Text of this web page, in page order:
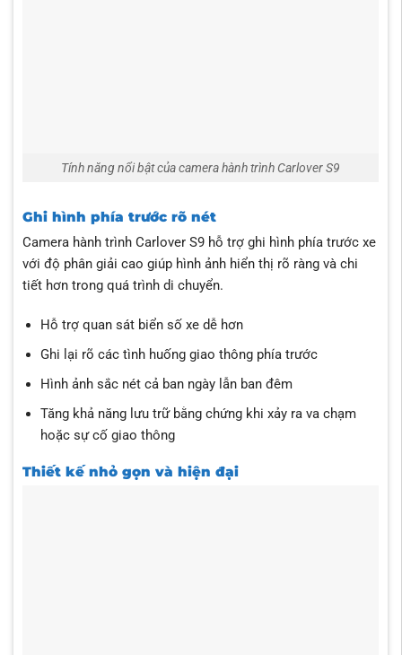
Tính năng nổi bật của camera hành trình Carlover S9
Ghi hình phía trước rõ nét
Camera hành trình Carlover S9 hỗ trợ ghi hình phía trước xe
với độ phân giải cao giúp hình ảnh hiển thị rõ ràng và chi
tiết hơn trong quá trình di chuyển.
Hỗ trợ quan sát biển số xe dễ hơn
Ghi lại rõ các tình huống giao thông phía trước
Hình ảnh sắc nét cả ban ngày lẫn ban đêm
Tăng khả năng lưu trữ bằng chứng khi xảy ra va chạm
hoặc sự cố giao thông
Thiết kế nhỏ gọn và hiện đại